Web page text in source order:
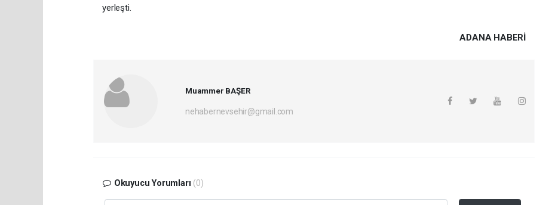
yerleşti.
ADANA HABERİ
Muammer BAŞER
nehabernevsehir@gmail.com
Okuyucu Yorumları (0)